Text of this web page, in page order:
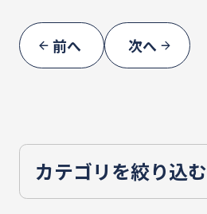
前へ 次へ
カテゴリを絞り込む